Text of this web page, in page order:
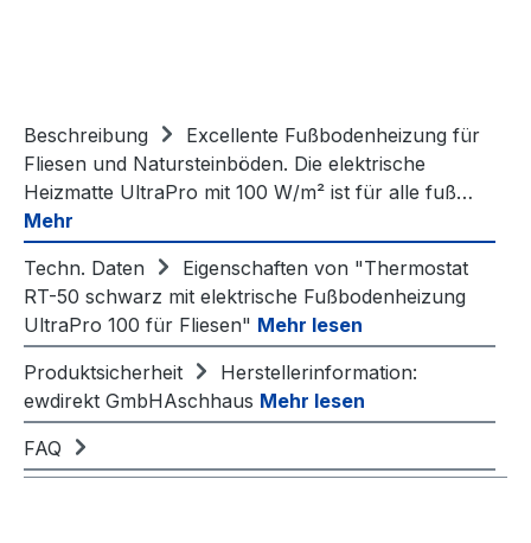
Beschreibung
Excellente Fußbodenheizung für
Fliesen und Natursteinböden. Die elektrische
Heizmatte UltraPro mit 100 W/m² ist für alle fuß…
Mehr
Techn. Daten
Eigenschaften von "Thermostat
RT-50 schwarz mit elektrische Fußbodenheizung
UltraPro 100 für Fliesen" Mehr lesen
Produktsicherheit
Herstellerinformation:
ewdirekt GmbHAschhaus Mehr lesen
FAQ